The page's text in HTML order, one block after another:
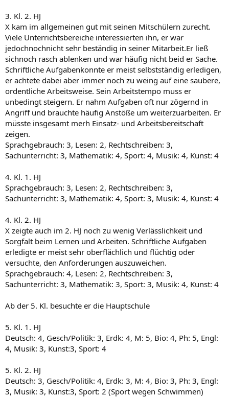
3. Kl. 2. HJ
X kam im allgemeinen gut mit seinen Mitschülern zurecht.
Viele Unterrichtsbereiche interessierten ihn, er war
jedochnochnicht sehr beständig in seiner Mitarbeit.Er ließ
sichnoch rasch ablenken und war häufig nicht beid er Sache.
Schriftliche Aufgabenkonnte er meist selbstständig erledigen,
er achtete dabei aber immer noch zu weing auf eine saubere,
ordentliche Arbeitsweise. Sein Arbeitstempo muss er
unbedingt steigern. Er nahm Aufgaben oft nur zögernd in
Angriff und brauchte häufig Anstöße um weiterzuarbeiten. Er
müsste insgesamt merh Einsatz- und Arbeitsbereitschaft
zeigen.
Sprachgebrauch: 3, Lesen: 2, Rechtschreiben: 3,
Sachunterricht: 3, Mathematik: 4, Sport: 4, Musik: 4, Kunst: 4
4. Kl. 1. HJ
Sprachgebrauch: 3, Lesen: 2, Rechtschreiben: 3,
Sachunterricht: 3, Mathematik: 4, Sport: 3, Musik: 4, Kunst: 4
4. Kl. 2. HJ
X zeigte auch im 2. HJ noch zu wenig Verlässlichkeit und
Sorgfalt beim Lernen und Arbeiten. Schriftliche Aufgaben
erledigte er meist sehr oberflächlich und flüchtig oder
versuchte, den Anforderungen auszuweichen.
Sprachgebrauch: 4, Lesen: 2, Rechtschreiben: 3,
Sachunterricht: 3, Mathematik: 3, Sport: 3, Musik: 4, Kunst: 4
Ab der 5. Kl. besuchte er die Hauptschule
5. Kl. 1. HJ
Deutsch: 4, Gesch/Politik: 3, Erdk: 4, M: 5, Bio: 4, Ph: 5, Engl:
4, Musik: 3, Kunst:3, Sport: 4
5. Kl. 2. HJ
Deutsch: 3, Gesch/Politik: 4, Erdk: 3, M: 4, Bio: 3, Ph: 3, Engl:
3, Musik: 3, Kunst:3, Sport: 2 (Sport wegen Schwimmen)